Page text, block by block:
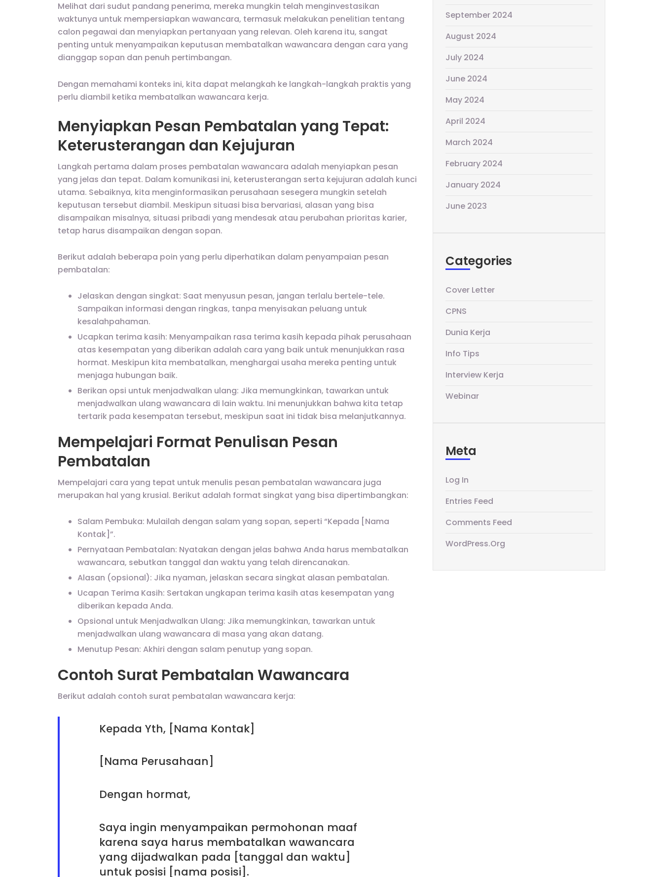
Melihat dari sudut pandang penerima, mereka mungkin telah menginvestasikan
waktunya untuk mempersiapkan wawancara, termasuk melakukan penelitian tentang
calon pegawai dan menyiapkan pertanyaan yang relevan. Oleh karena itu, sangat
penting untuk menyampaikan keputusan membatalkan wawancara dengan cara yang
dianggap sopan dan penuh pertimbangan.
Dengan memahami konteks ini, kita dapat melangkah ke langkah-langkah praktis yang
perlu diambil ketika membatalkan wawancara kerja.
Menyiapkan Pesan Pembatalan yang Tepat:
Keterusterangan dan Kejujuran
Langkah pertama dalam proses pembatalan wawancara adalah menyiapkan pesan
yang jelas dan tepat. Dalam komunikasi ini, keterusterangan serta kejujuran adalah kunci
utama. Sebaiknya, kita menginformasikan perusahaan sesegera mungkin setelah
keputusan tersebut diambil. Meskipun situasi bisa bervariasi, alasan yang bisa
disampaikan misalnya, situasi pribadi yang mendesak atau perubahan prioritas karier,
tetap harus disampaikan dengan sopan.
Berikut adalah beberapa poin yang perlu diperhatikan dalam penyampaian pesan
pembatalan:
Jelaskan dengan singkat: Saat menyusun pesan, jangan terlalu bertele-tele.
Sampaikan informasi dengan ringkas, tanpa menyisakan peluang untuk
kesalahpahaman.
Ucapkan terima kasih: Menyampaikan rasa terima kasih kepada pihak perusahaan
atas kesempatan yang diberikan adalah cara yang baik untuk menunjukkan rasa
hormat. Meskipun kita membatalkan, menghargai usaha mereka penting untuk
menjaga hubungan baik.
Berikan opsi untuk menjadwalkan ulang: Jika memungkinkan, tawarkan untuk
menjadwalkan ulang wawancara di lain waktu. Ini menunjukkan bahwa kita tetap
tertarik pada kesempatan tersebut, meskipun saat ini tidak bisa melanjutkannya.
Mempelajari Format Penulisan Pesan
Pembatalan
Mempelajari cara yang tepat untuk menulis pesan pembatalan wawancara juga
merupakan hal yang krusial. Berikut adalah format singkat yang bisa dipertimbangkan:
Salam Pembuka: Mulailah dengan salam yang sopan, seperti “Kepada [Nama
Kontak]”.
Pernyataan Pembatalan: Nyatakan dengan jelas bahwa Anda harus membatalkan
wawancara, sebutkan tanggal dan waktu yang telah direncanakan.
Alasan (opsional): Jika nyaman, jelaskan secara singkat alasan pembatalan.
Ucapan Terima Kasih: Sertakan ungkapan terima kasih atas kesempatan yang
diberikan kepada Anda.
Opsional untuk Menjadwalkan Ulang: Jika memungkinkan, tawarkan untuk
menjadwalkan ulang wawancara di masa yang akan datang.
Menutup Pesan: Akhiri dengan salam penutup yang sopan.
Contoh Surat Pembatalan Wawancara
Berikut adalah contoh surat pembatalan wawancara kerja:
Kepada Yth, [Nama Kontak]
[Nama Perusahaan]
Dengan hormat,
Saya ingin menyampaikan permohonan maaf
karena saya harus membatalkan wawancara
yang dijadwalkan pada [tanggal dan waktu]
untuk posisi [nama posisi].
September 2024
August 2024
July 2024
June 2024
May 2024
April 2024
March 2024
February 2024
January 2024
June 2023
Categories
Cover Letter
CPNS
Dunia Kerja
Info Tips
Interview Kerja
Webinar
Meta
Log In
Entries Feed
Comments Feed
WordPress.org